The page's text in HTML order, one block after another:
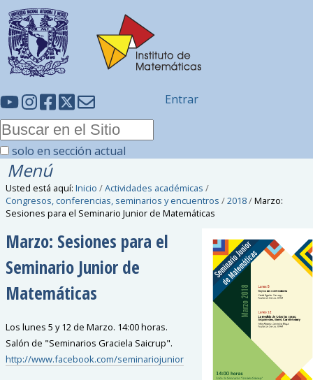
solo en sección actual
Entrar
Menú
Usted está aquí: Inicio /Actividades académicas /
Congresos, conferencias, seminarios y encuentros /2018/Marzo:
Sesiones para el Seminario Junior de Matemáticas
Marzo: Sesiones para el
Seminario Junior de
Matemáticas
Los lunes 5 y 12 de Marzo. 14:00 horas.
Salón de "Seminarios Graciela Saicrup".
http://www.facebook.com/seminariojunior